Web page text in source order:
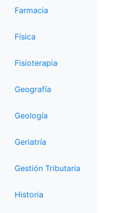
Farmacia
Física
Fisioterapia
Geografía
Geología
Geriatría
Gestión Tributaria
Historia